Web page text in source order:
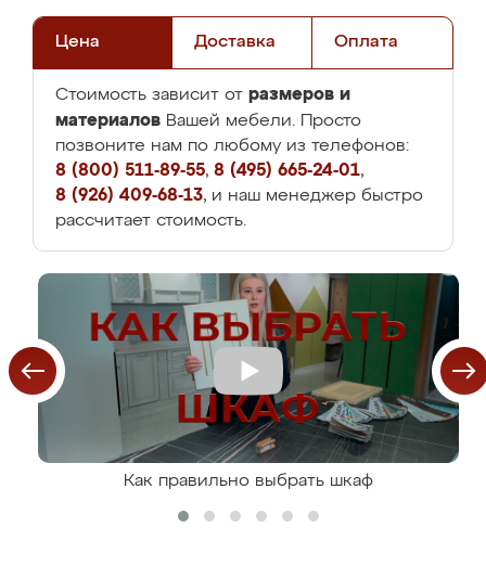
Цена Доставка Оплата
Стоимость зависит от размеров и
материалов Вашей мебели. Просто
позвоните нам по любому из телефонов:
8 (800) 511-89-55, 8 (495) 665-24-01,
8 (926) 409-68-13, и наш менеджер быстро
рассчитает стоимость.
Как правильно выбрать шкаф